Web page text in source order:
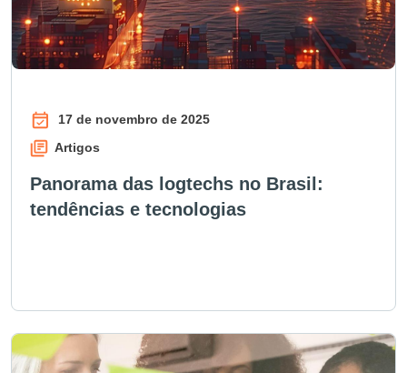
17 de novembro de 2025
Artigos
Panorama das logtechs no Brasil:
tendências e tecnologias